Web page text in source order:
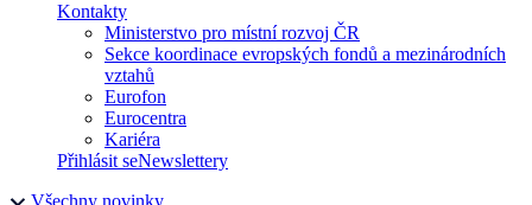
Kontakty
Ministerstvo pro místní rozvoj ČR
Sekce koordinace evropských fondů a mezinárodních
vztahů
Eurofon
Eurocentra
Kariéra
Přihlásit seNewslettery
Všechny novinky